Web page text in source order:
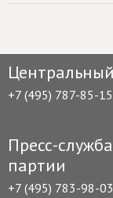
+7 (495) 787-85-15
Пресс-служба
партии
+7 (495) 783-98-03